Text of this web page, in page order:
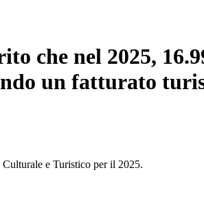
che nel 2025,
un fatturato
e Turistico per il 2025.